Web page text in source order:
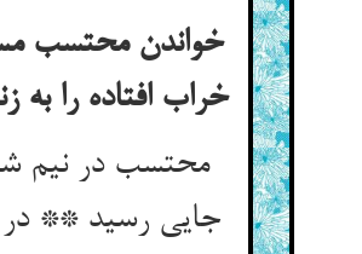
خواندن محتسب
خراب افتاده را به
محتسب در نیم
جایی رسید **